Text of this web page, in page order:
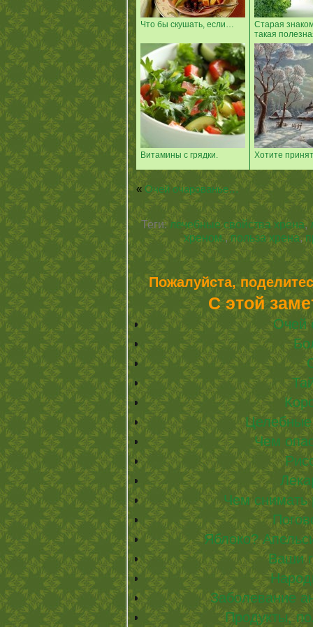
Что бы скушать, если…
Старая
такая
Витамины с грядки. Хотите
« Очей очарованье…
Теги: лечебные свойства хрена,
хреном.,польза хрена,
Пожалуйста,
С этой
Очей
Целебные
Чем
Чем снимать
Яблоко?
Ваши
Заболевание
Продукты,